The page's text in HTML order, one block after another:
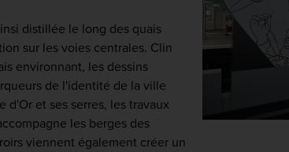
distillée le long des quais
sur les voies centrales. Clin
environnant, les dessins
de l'identité de la ville
d'Or et ses serres, les travaux
les berges des
viennent également créer un